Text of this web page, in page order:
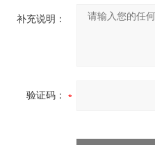
补充说明：
验证码：